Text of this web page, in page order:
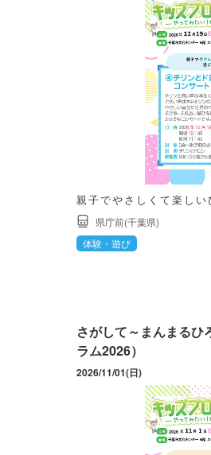
親子でやさしくて楽しい
県庁前(千葉県)
体験・遊び
さがして～まんまるひ
ラム2026）
2026/11/01(日)